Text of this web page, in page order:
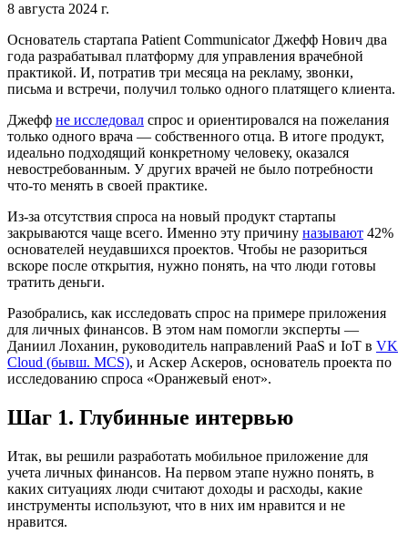
8 августа 2024 г.
Основатель стартапа Patient Communicator Джефф Нович два
года разрабатывал платформу для управления врачебной
практикой. И, потратив три месяца на рекламу, звонки,
письма и встречи, получил только одного платящего клиента.
Джефф не исследовал спрос и ориентировался на пожелания
только одного врача — собственного отца. В итоге продукт,
идеально подходящий конкретному человеку, оказался
невостребованным. У других врачей не было потребности
что-то менять в своей практике.
Из-за отсутствия спроса на новый продукт стартапы
закрываются чаще всего. Именно эту причину называют 42%
основателей неудавшихся проектов. Чтобы не разориться
вскоре после открытия, нужно понять, на что люди готовы
тратить деньги.
Разобрались, как исследовать спрос на примере приложения
для личных финансов. В этом нам помогли эксперты —
Даниил Лоханин, руководитель направлений PaaS и IoT в VK
Cloud (бывш. MCS), и Аскер Аскеров, основатель проекта по
исследованию спроса «Оранжевый енот».
Шаг 1. Глубинные интервью
Итак, вы решили разработать мобильное приложение для
учета личных финансов. На первом этапе нужно понять, в
каких ситуациях люди считают доходы и расходы, какие
инструменты используют, что в них им нравится и не
нравится.